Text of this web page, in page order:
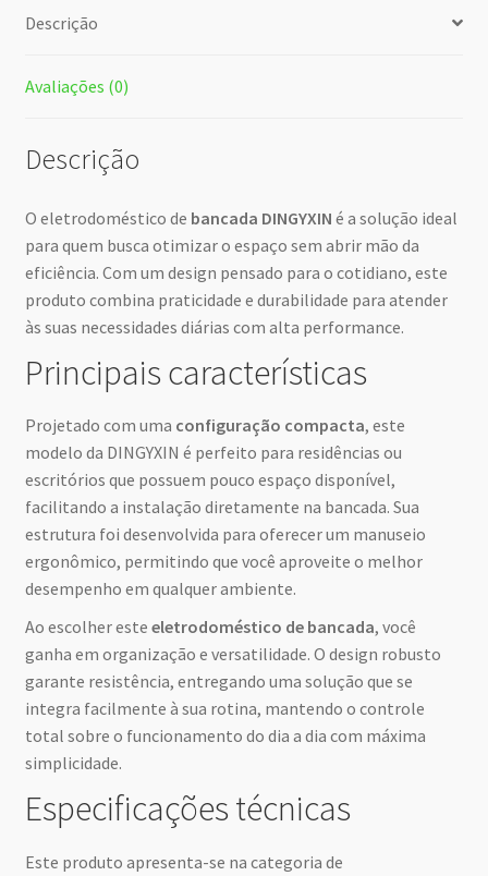
Descrição
Avaliações (0)
Descrição
O eletrodoméstico de bancada DINGYXIN é a solução ideal
para quem busca otimizar o espaço sem abrir mão da
eficiência. Com um design pensado para o cotidiano, este
produto combina praticidade e durabilidade para atender
às suas necessidades diárias com alta performance.
Principais características
Projetado com uma configuração compacta, este
modelo da DINGYXIN é perfeito para residências ou
escritórios que possuem pouco espaço disponível,
facilitando a instalação diretamente na bancada. Sua
estrutura foi desenvolvida para oferecer um manuseio
ergonômico, permitindo que você aproveite o melhor
desempenho em qualquer ambiente.
Ao escolher este eletrodoméstico de bancada, você
ganha em organização e versatilidade. O design robusto
garante resistência, entregando uma solução que se
integra facilmente à sua rotina, mantendo o controle
total sobre o funcionamento do dia a dia com máxima
simplicidade.
Especificações técnicas
Este produto apresenta-se na categoria de